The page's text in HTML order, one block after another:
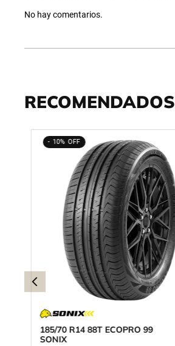
No hay comentarios.
RECOMENDADOS
10%
185/70 R14 88T ECOPRO 99
SONIX